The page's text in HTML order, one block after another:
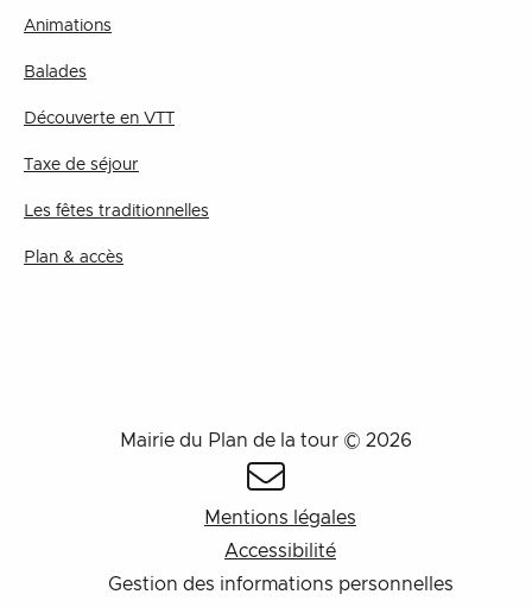
Animations
Balades
Découverte en VTT
Taxe de séjour
Les fêtes traditionnelles
Plan & accès
Mairie du Plan de la tour © 2026
Mentions légales
Accessibilité
Gestion des informations personnelles